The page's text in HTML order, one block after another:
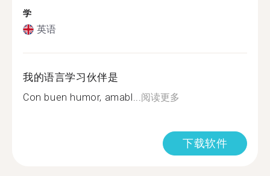
学
英语
我的语言学习伙伴是
Con buen humor, amabl...阅读更多
下载软件